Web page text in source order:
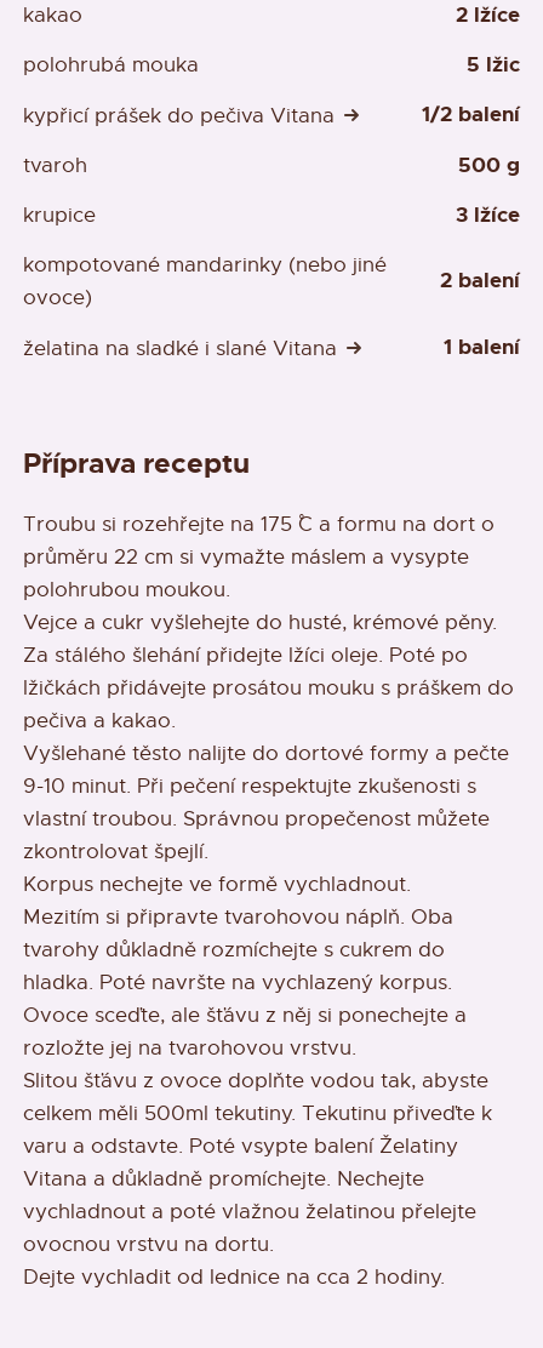
kakao 2 lžíce
polohrubá mouka 5 lžic
kypřicí prášek do pečiva Vitana 1/2 balení
tvaroh 500 g
krupice 3 lžíce
kompotované mandarinky (nebo jiné
ovoce)
2 balení
želatina na sladké i slané Vitana 1 balení
Příprava receptu
Troubu si rozehřejte na 175 ˚C a formu na dort o
průměru 22 cm si vymažte máslem a vysypte
polohrubou moukou.
Vejce a cukr vyšlehejte do husté, krémové pěny.
Za stálého šlehání přidejte lžíci oleje. Poté po
lžičkách přidávejte prosátou mouku s práškem do
pečiva a kakao.
Vyšlehané těsto nalijte do dortové formy a pečte
9-10 minut. Při pečení respektujte zkušenosti s
vlastní troubou. Správnou propečenost můžete
zkontrolovat špejlí.
Korpus nechejte ve formě vychladnout.
Mezitím si připravte tvarohovou náplň. Oba
tvarohy důkladně rozmíchejte s cukrem do
hladka. Poté navršte na vychlazený korpus.
Ovoce sceďte, ale šťávu z něj si ponechejte a
rozložte jej na tvarohovou vrstvu.
Slitou šťávu z ovoce doplňte vodou tak, abyste
celkem měli 500ml tekutiny. Tekutinu přiveďte k
varu a odstavte. Poté vsypte balení Želatiny
Vitana a důkladně promíchejte. Nechejte
vychladnout a poté vlažnou želatinou přelejte
ovocnou vrstvu na dortu.
Dejte vychladit od lednice na cca 2 hodiny.